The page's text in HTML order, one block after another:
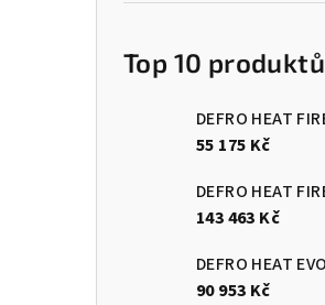
Top 10 produktů
55 175 Kč
143 463 Kč
90 953 Kč